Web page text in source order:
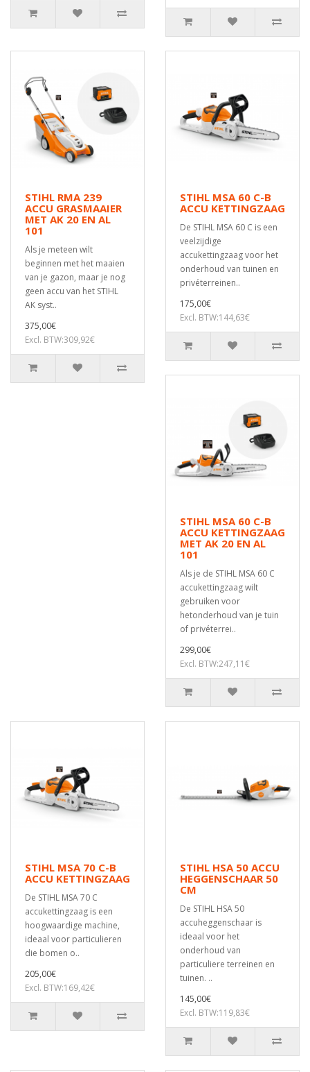
STIHL RMA 239
ACCU GRASMAAIER
MET AK 20 EN AL
101
Als je meteen wilt
beginnen met het maaien
van je gazon, maar je nog
geen accu van het STIHL
AK syst..
375,00€
Excl. BTW:309,92€
STIHL MSA 60 C-B
ACCU KETTINGZAAG
De STIHL MSA 60 C is een
veelzijdige
accukettingzaag voor het
onderhoud van tuinen en
privéterreinen..
175,00€
Excl. BTW:144,63€
STIHL MSA 60 C-B
ACCU KETTINGZAAG
MET AK 20 EN AL
101
Als je de STIHL MSA 60 C
accukettingzaag wilt
gebruiken voor
hetonderhoud van je tuin
of privéterrei..
299,00€
Excl. BTW:247,11€
STIHL MSA 70 C-B
ACCU KETTINGZAAG
De STIHL MSA 70 C
accukettingzaag is een
hoogwaardige machine,
ideaal voor particulieren
die bomen o..
205,00€
Excl. BTW:169,42€
STIHL HSA 50 ACCU
HEGGENSCHAAR 50
CM
De STIHL HSA 50
accuheggenschaar is
ideaal voor het
onderhoud van
particuliere terreinen en
tuinen. ..
145,00€
Excl. BTW:119,83€